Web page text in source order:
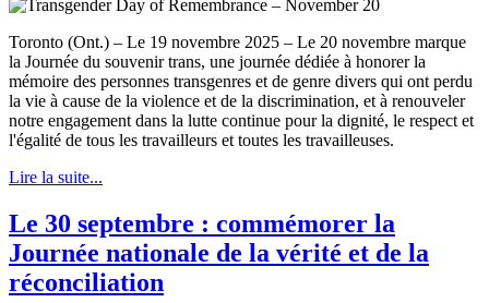
Toronto (Ont.) – Le 19 novembre 2025 – Le 20 novembre marque
la Journée du souvenir trans, une journée dédiée à honorer la
mémoire des personnes transgenres et de genre divers qui ont perdu
la vie à cause de la violence et de la discrimination, et à renouveler
notre engagement dans la lutte continue pour la dignité, le respect et
l'égalité de tous les travailleurs et toutes les travailleuses.
Lire la suite...
Le 30 septembre : commémorer la
Journée nationale de la vérité et de la
réconciliation